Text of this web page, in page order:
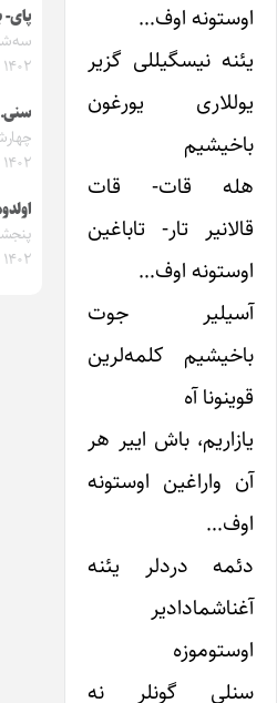
اوستونه اوف…
یئنه نیسگیللی گزیر
یوللاری یورغون
باخیشیم
هله قات- قات
قالانیر تار- تاباغین
اوستونه اوف…
آسیلیر جوت
باخیشیم کلمه‌لرین
قوینونا آه
یازاریم، باش اییر هر
آن واراغین اوستونه
اوف…
دئمه دردلر یئنه
آغناشمادادیر
اوستوموزه
سنلی گونلر نه
۱۴۰۲
۱۴۰۲
۱۴۰۲